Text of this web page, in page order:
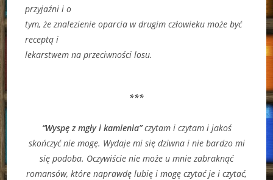
przyjaźni i o
tym, że znalezienie oparcia w drugim człowieku może być
receptą i
lekarstwem na przeciwności losu.
***
“Wyspę z mgły i kamienia”czytam i czytam i jakoś
skończyć nie mogę. Wydaje mi się dziwna i nie bardzo mi
się podoba. Oczywiście nie może u mnie zabraknąć
romansów, które naprawdę lubię i mogę czytać je i czytać,